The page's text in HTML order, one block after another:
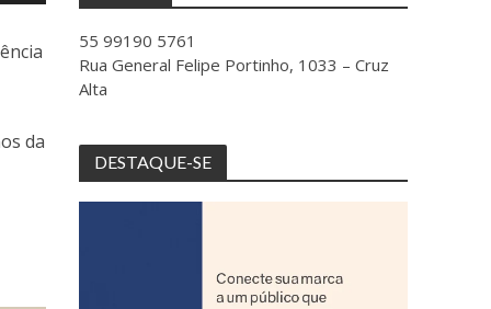
da
55 99190 5761
Rua General Felipe Portinho, 1033 – Cruz
Alta
DESTAQUE-SE